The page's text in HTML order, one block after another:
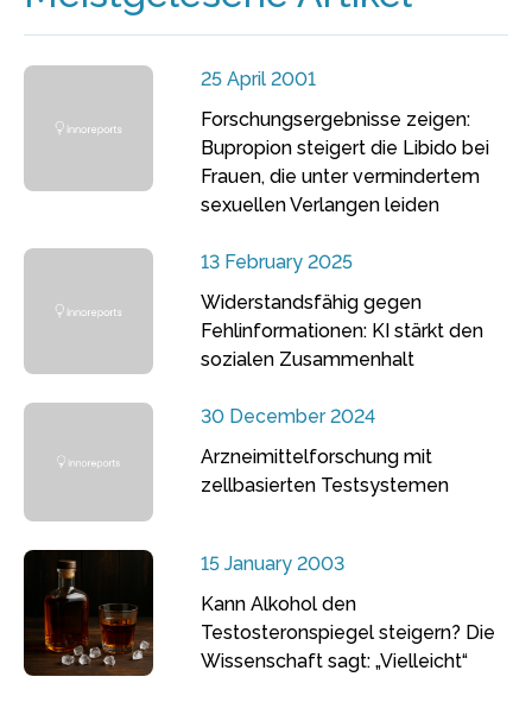
25 April 2001
Forschungsergebnisse zeigen:
Bupropion steigert die Libido bei
Frauen, die unter vermindertem
sexuellen Verlangen leiden
13 February 2025
Widerstandsfähig gegen
Fehlinformationen: KI stärkt den
sozialen Zusammenhalt
30 December 2024
Arzneimittelforschung mit
zellbasierten Testsystemen
15 January 2003
Kann Alkohol den
Testosteronspiegel steigern? Die
Wissenschaft sagt: „Vielleicht“